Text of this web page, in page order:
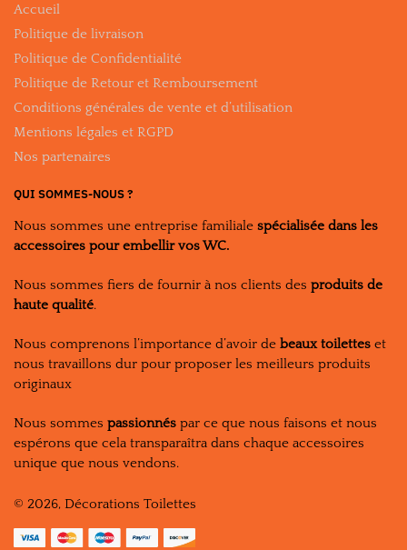
Accueil
Politique de livraison
Politique de Confidentialité
Politique de Retour et Remboursement
Conditions générales de vente et d’utilisation
Mentions légales et RGPD
Nos partenaires
QUI SOMMES-NOUS ?
Nous sommes une entreprise familiale spécialisée dans les
accessoires pour embellir vos WC.
Nous sommes fiers de fournir à nos clients des produits de
haute qualité.
Nous comprenons l’importance d’avoir de beaux toilettes et
nous travaillons dur pour proposer les meilleurs produits
originaux
Nous sommes passionnés par ce que nous faisons et nous
espérons que cela transparaîtra dans chaque accessoires
unique que nous vendons.
© 2026, Décorations Toilettes